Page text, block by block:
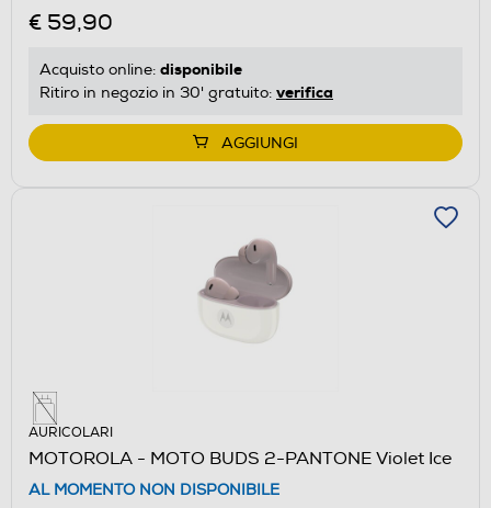
€ 59,90
Acquisto online: disponibile
Ritiro in negozio in 30' gratuito: verifica
AGGIUNGI
AURICOLARI
MOTOROLA - MOTO BUDS 2-PANTONE Violet Ice
AL MOMENTO NON DISPONIBILE